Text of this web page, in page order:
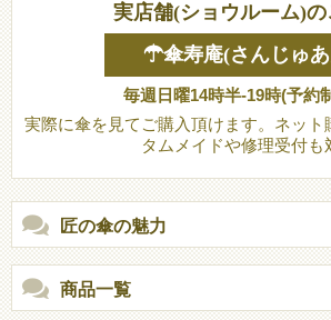
実店舗(ショウルーム)の
☂傘寿庵(さんじゅ
毎週日曜14時半-19時(予約
実際に傘を見てご購入頂けます。ネット
タムメイドや修理受付も
匠の傘の魅力
商品一覧